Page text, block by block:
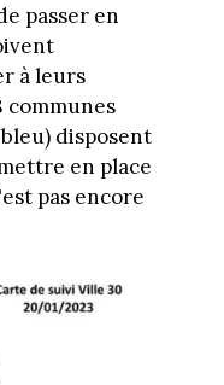
passer en
à leurs
communes
disposent
en place
pas encore